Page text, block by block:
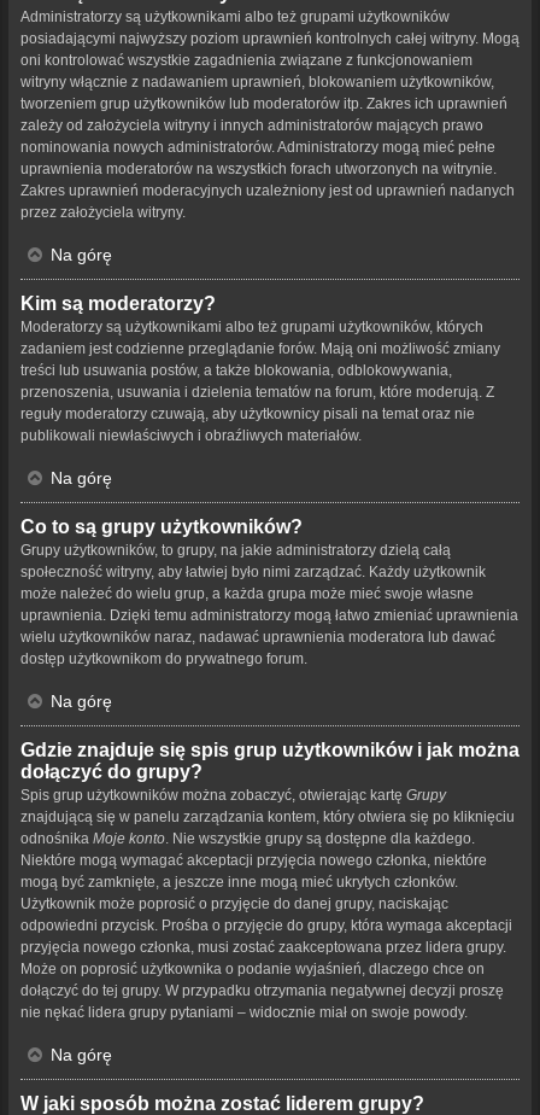
Administratorzy są użytkownikami albo też grupami użytkowników
posiadającymi najwyższy poziom uprawnień kontrolnych całej witryny. Mogą
oni kontrolować wszystkie zagadnienia związane z funkcjonowaniem
witryny włącznie z nadawaniem uprawnień, blokowaniem użytkowników,
tworzeniem grup użytkowników lub moderatorów itp. Zakres ich uprawnień
zależy od założyciela witryny i innych administratorów mających prawo
nominowania nowych administratorów. Administratorzy mogą mieć pełne
uprawnienia moderatorów na wszystkich forach utworzonych na witrynie.
Zakres uprawnień moderacyjnych uzależniony jest od uprawnień nadanych
przez założyciela witryny.
Na górę
Kim są moderatorzy?
Moderatorzy są użytkownikami albo też grupami użytkowników, których
zadaniem jest codzienne przeglądanie forów. Mają oni możliwość zmiany
treści lub usuwania postów, a także blokowania, odblokowywania,
przenoszenia, usuwania i dzielenia tematów na forum, które moderują. Z
reguły moderatorzy czuwają, aby użytkownicy pisali na temat oraz nie
publikowali niewłaściwych i obraźliwych materiałów.
Na górę
Co to są grupy użytkowników?
Grupy użytkowników, to grupy, na jakie administratorzy dzielą całą
społeczność witryny, aby łatwiej było nimi zarządzać. Każdy użytkownik
może należeć do wielu grup, a każda grupa może mieć swoje własne
uprawnienia. Dzięki temu administratorzy mogą łatwo zmieniać uprawnienia
wielu użytkowników naraz, nadawać uprawnienia moderatora lub dawać
dostęp użytkownikom do prywatnego forum.
Na górę
Gdzie znajduje się spis grup użytkowników i jak można
dołączyć do grupy?
Spis grup użytkowników można zobaczyć, otwierając kartę Grupy
znajdującą się w panelu zarządzania kontem, który otwiera się po kliknięciu
odnośnika Moje konto . Nie wszystkie grupy są dostępne dla każdego.
Niektóre mogą wymagać akceptacji przyjęcia nowego członka, niektóre
mogą być zamknięte, a jeszcze inne mogą mieć ukrytych członków.
Użytkownik może poprosić o przyjęcie do danej grupy, naciskając
odpowiedni przycisk. Prośba o przyjęcie do grupy, która wymaga akceptacji
przyjęcia nowego członka, musi zostać zaakceptowana przez lidera grupy.
Może on poprosić użytkownika o podanie wyjaśnień, dlaczego chce on
dołączyć do tej grupy. W przypadku otrzymania negatywnej decyzji proszę
nie nękać lidera grupy pytaniami – widocznie miał on swoje powody.
Na górę
W jaki sposób można zostać liderem grupy?